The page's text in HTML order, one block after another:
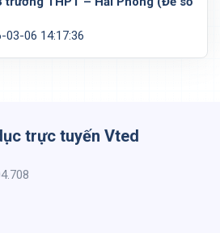
03-06 14:17:36
trực tuyến Vted